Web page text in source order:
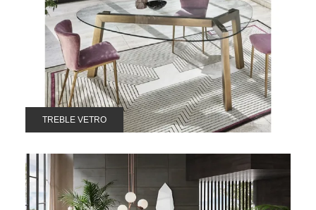
TREBLE VETRO